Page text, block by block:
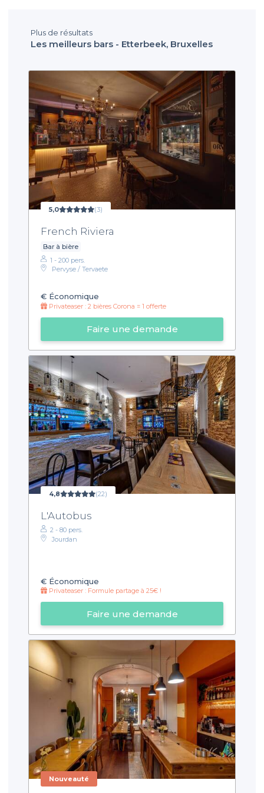
Plus de résultats
Les meilleurs bars - Etterbeek, Bruxelles
5,0 (3)
French Riviera
Bar à bière
1 - 200 pers.
Pervyse / Tervaete
€ Économique
Privateaser : 2 bières Corona = 1 offerte
Faire une demande
4,8 (22)
L'Autobus
2 - 80 pers.
Jourdan
€ Économique
Privateaser : Formule partage à 25€ !
Faire une demande
Nouveauté